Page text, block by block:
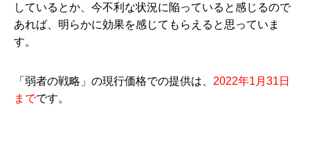
しているとか、今不利な状況に陥っていると感じるので
あれば、明らかに効果を感じてもらえると思っていま
す。
「弱者の戦略」の現行価格での提供は、 2022年1月31日
までです。